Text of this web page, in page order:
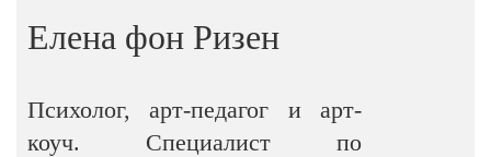
Елена фон Ризен
Психолог, арт-педагог и арт-
коуч. Специалист по